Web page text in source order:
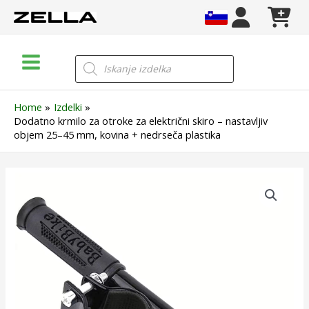
Menu
Products
search
Home
Izdelki
Dodatno krmilo za otroke za električni skiro – nastavljiv
objem 25–45 mm, kovina + nedrseča plastika
krmilo
za
otroke
električni